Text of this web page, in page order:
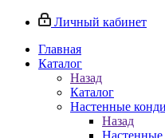
Личный кабинет
Главная
Каталог
Назад
Каталог
Настенные
Назад